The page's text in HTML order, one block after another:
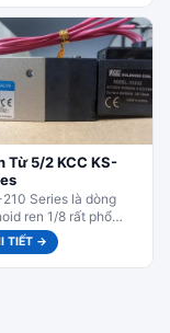
Từ 5/2 KCC KS-
Series là dòng
ren 1/8 rất phổ
phiên bản 1 coil
TIẾT →